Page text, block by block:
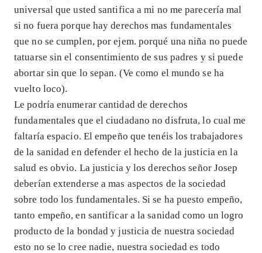
universal que usted santifica a mi no me parecería mal
si no fuera porque hay derechos mas fundamentales
que no se cumplen, por ejem. porqué una niña no puede
tatuarse sin el consentimiento de sus padres y si puede
abortar sin que lo sepan. (Ve como el mundo se ha
vuelto loco).
Le podría enumerar cantidad de derechos
fundamentales que el ciudadano no disfruta, lo cual me
faltaría espacio. El empeño que tenéis los trabajadores
de la sanidad en defender el hecho de la justicia en la
salud es obvio. La justicia y los derechos señor Josep
deberían extenderse a mas aspectos de la sociedad
sobre todo los fundamentales. Si se ha puesto empeño,
tanto empeño, en santificar a la sanidad como un logro
producto de la bondad y justicia de nuestra sociedad
esto no se lo cree nadie, nuestra sociedad es todo